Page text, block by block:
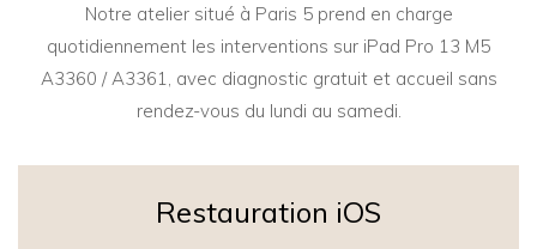
Notre atelier situé à Paris 5 prend en charge
quotidiennement les interventions sur iPad Pro 13 M5
A3360 / A3361, avec diagnostic gratuit et accueil sans
rendez-vous du lundi au samedi.
Restauration iOS